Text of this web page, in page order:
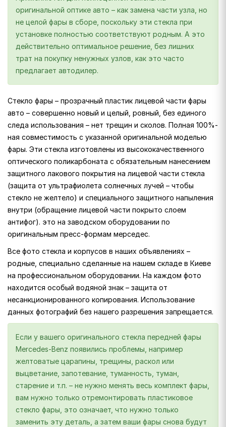
оригинальной оптике авто – как замена части узла, но
не целой фары в сборе, поскольку эти стекла при
установке полностью соответствуют родным. А это
действительно оптимальное решение, без лишних
трат на покупку ненужных узлов, как это часто
предлагает автодилер.
Стекло фары – прозрачный пластик лицевой части фары
авто – совершенно новый и целый, ровный, без единого
следа использования – нет трещин и сколов. Полная 100%-
ная совместимость с указанной оригинальной моделью
фары. Эти стекла изготовлены из высококачественного
оптического поликарбоната с обязательным нанесением
защитного лакового покрытия на лицевой части стекла
(защита от ультрафиолета солнечных лучей – чтобы
стекло не желтело) и специального защитного напыления
внутри (обращение лицевой части покрыто слоем
антифог). это на заводском оборудовании по
оригинальным пресс-формам мерседес.
Все фото стекла и корпусов в наших объявлениях –
родные, специально сделанные на нашем складе в Киеве
на профессиональном оборудовании. На каждом фото
находится особый водяной знак – защита от
несанкционированного копирования. Использование
данных фотографий без нашего разрешения запрещается.
Если у вашего оригинального стекла передней фары
Mercedes-Benz появились проблемы, например
желтоватые царапины, трещины, раскол или
выцветание, запотевание, туманность, туман,
старение и т.п. – не нужно менять весь комплект фары,
вам нужно только отремонтировать пластиковое
стекло фары, это означает, что нужно только
заменить эту деталь, а затем ваши фары снова будут